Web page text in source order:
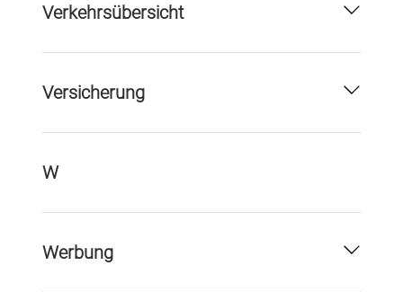
Verkehrsübersicht
Versicherung
W
Werbung